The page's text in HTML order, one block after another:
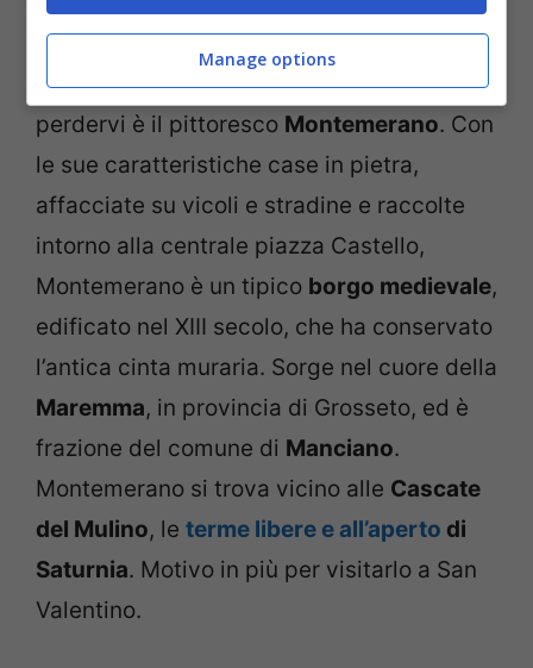
Nella parte meridionale della Toscana, un
borgo molto romantico che non dovete
perdervi è il pittoresco Montemerano. Con
le sue caratteristiche case in pietra,
affacciate su vicoli e stradine e raccolte
intorno alla centrale piazza Castello,
Montemerano è un tipico borgo medievale,
edificato nel XIII secolo, che ha conservato
l’antica cinta muraria. Sorge nel cuore della
Maremma, in provincia di Grosseto, ed è
frazione del comune di Manciano.
Montemerano si trova vicino alle Cascate
del Mulino, le terme libere e all’aperto di
Saturnia. Motivo in più per visitarlo a San
Valentino.
Manage options